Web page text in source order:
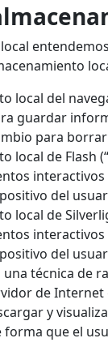
local del
guardar
para
local de Flash
del
local de
del
una técnica de
de
y
que el